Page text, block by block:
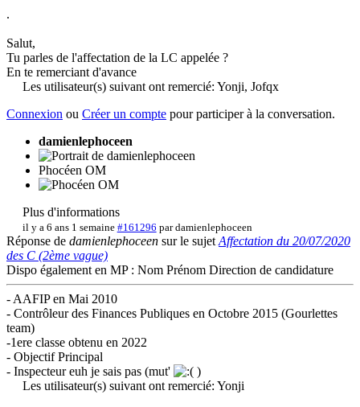
.
Salut,
Tu parles de l'affectation de la LC appelée ?
En te remerciant d'avance
Les utilisateur(s) suivant ont remercié: Yonji, Jofqx
Connexion ou Créer un compte pour participer à la conversation.
damienlephoceen
Phocéen OM
Plus d'informations
il y a 6 ans 1 semaine #161296 pardamienlephoceen
Réponse de damienlephoceen sur le sujet Affectation du 20/07/2020
des C (2ème vague)
Dispo également en MP : Nom Prénom Direction de candidature
- AAFIP en Mai 2010
- Contrôleur des Finances Publiques en Octobre 2015 (Gourlettes
team)
-1ere classe obtenu en 2022
- Objectif Principal
- Inspecteur euh je sais pas (mut'
)
Les utilisateur(s) suivant ont remercié: Yonji